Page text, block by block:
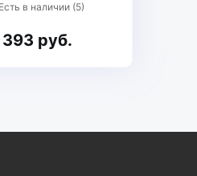
Есть в наличии (5)
393 руб.